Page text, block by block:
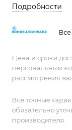
отличные
Подробности
Цена и сроки
персональным
рассмотрения
Все точные
обязательно
производителя.